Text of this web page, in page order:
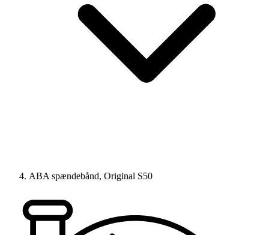
ABA spændebånd, Original S50